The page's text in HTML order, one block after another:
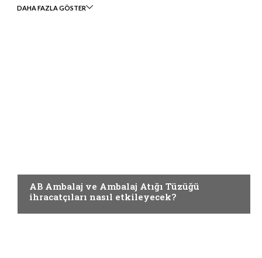
DAHA FAZLA GÖSTER
AB Ambalaj ve Ambalaj Atığı Tüzüğü
ihracatçıları nasıl etkileyecek?